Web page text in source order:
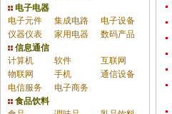
电子电器
电子元件
集成电路
电子设备
仪器仪表
家用电器
数码产品
信息通信
计算机
软件
互联网
物联网
手机
通信设备
电信服务
电子商务
食品饮料